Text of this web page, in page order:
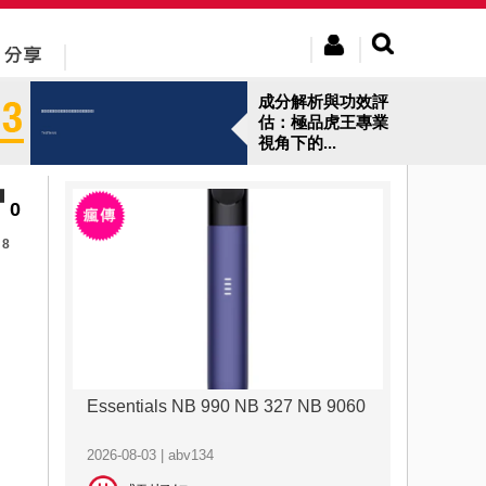
成分解析與功效評
估：極品虎王專業
視角下的...
0
8
Essentials NB 990 NB 327 NB 9060
2026-08-03 | abv134